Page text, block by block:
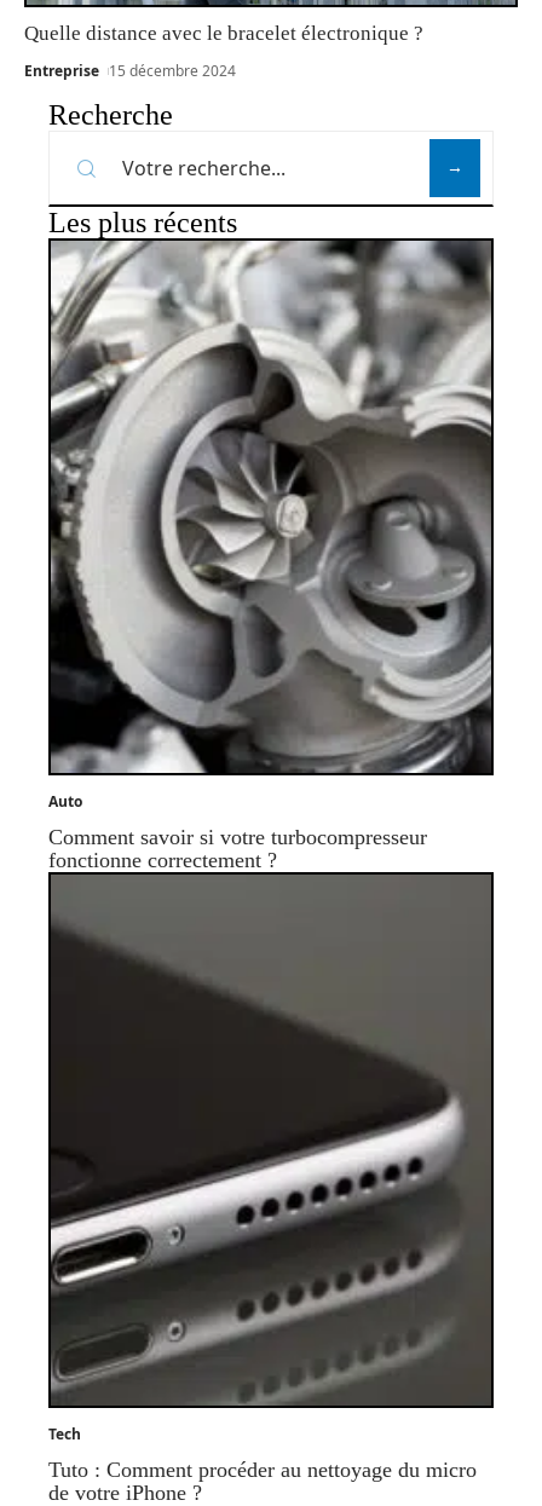
Quelle distance avec le bracelet électronique ?
Entreprise 15 décembre 2024
Recherche
Les plus récents
Auto
Comment savoir si votre turbocompresseur
fonctionne correctement ?
Tech
Tuto : Comment procéder au nettoyage du micro
de votre iPhone ?